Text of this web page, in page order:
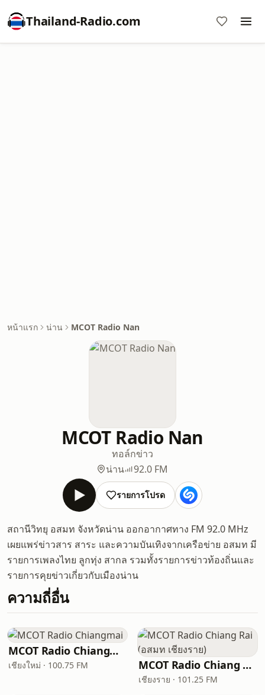
Thailand-Radio.com
หน้าแรก น่าน MCOT Radio Nan
MCOT Radio Nan
ทอล์กข่าว
น่าน
92.0 FM
รายการโปรด
สถานีวิทยุ อสมท จังหวัดน่าน ออกอากาศทาง FM 92.0 MHz
เผยแพร่ข่าวสาร สาระ และความบันเทิงจากเครือข่าย อสมท มี
รายการเพลงไทย ลูกทุ่ง สากล รวมทั้งรายการข่าวท้องถิ่นและ
รายการคุยข่าวเกี่ยวกับเมืองน่าน
ความถี่อื่น
MCOT Radio Chiangmai
เชียงใหม่ · 100.75 FM MCOT Radio Chiang Rai (อสมท เชียงราย)
เชียงราย · 101.25 FM